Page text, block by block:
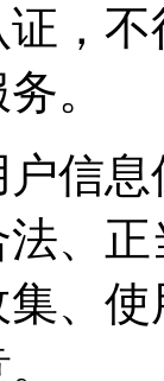
，
。
户信
、
、